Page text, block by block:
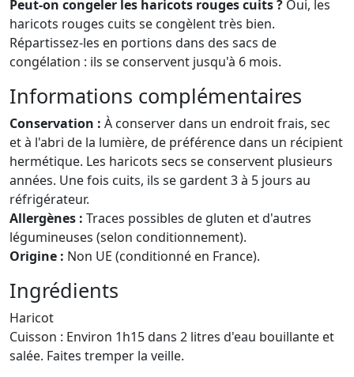
Peut-on congeler les haricots rouges cuits ? Oui, les
haricots rouges cuits se congèlent très bien.
Répartissez-les en portions dans des sacs de
congélation : ils se conservent jusqu'à 6 mois.
Informations complémentaires
Conservation : À conserver dans un endroit frais, sec
et à l'abri de la lumière, de préférence dans un récipient
hermétique. Les haricots secs se conservent plusieurs
années. Une fois cuits, ils se gardent 3 à 5 jours au
réfrigérateur.
Allergènes : Traces possibles de gluten et d'autres
légumineuses (selon conditionnement).
Origine : Non UE (conditionné en France).
Ingrédients
Haricot
Cuisson : Environ 1h15 dans 2 litres d'eau bouillante et
salée. Faites tremper la veille.